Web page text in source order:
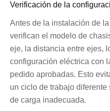
Verificación de la
Antes de la instalación de
verifican el modelo de
eje, la distancia entre ejes,
configuración eléctrica con
pedido aprobadas. Esto
un ciclo de trabajo
de carga inadecuada.